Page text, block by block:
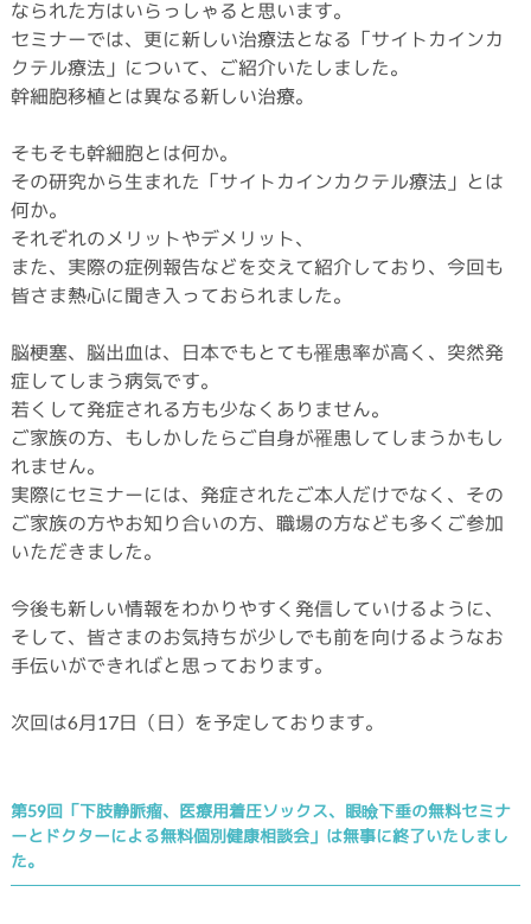
なられた方はいらっしゃると思います。
セミナーでは、更に新しい治療法となる「サイトカインカ
クテル療法」について、ご紹介いたしました。
幹細胞移植とは異なる新しい治療。
そもそも幹細胞とは何か。
その研究から生まれた「サイトカインカクテル療法」とは
何か。
それぞれのメリットやデメリット、
また、実際の症例報告などを交えて紹介しており、今回も
皆さま熱心に聞き入っておられました。
脳梗塞、脳出血は、日本でもとても罹患率が高く、突然発
症してしまう病気です。
若くして発症される方も少なくありません。
ご家族の方、もしかしたらご自身が罹患してしまうかもし
れません。
実際にセミナーには、発症されたご本人だけでなく、その
ご家族の方やお知り合いの方、職場の方なども多くご参加
いただきました。
今後も新しい情報をわかりやすく発信していけるように、
そして、皆さまのお気持ちが少しでも前を向けるようなお
手伝いができればと思っております。
次回は6月17日（日）を予定しております。
第59回「下肢静脈瘤、医療用着圧ソックス、眼瞼下垂の無料セミナ
ーとドクターによる無料個別健康相談会」は無事に終了いたしまし
た。